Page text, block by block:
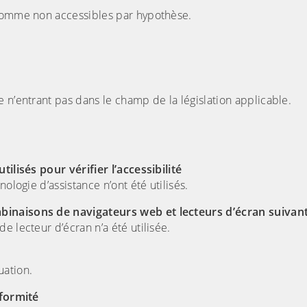
non accessibles par hypothèse.
n’entrant pas dans le champ de la législation applicable.
pour vérifier l’accessibilité
d’assistance n’ont été utilisés.
de navigateurs web et lecteurs d’écran
lecteur d’écran n’a été utilisée.